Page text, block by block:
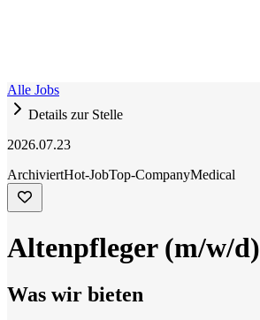
Alle Jobs
Details zur Stelle
2026.07.23
ArchiviertHot-JobTop-CompanyMedical
Altenpfleger (m/w/d)
Was wir bieten